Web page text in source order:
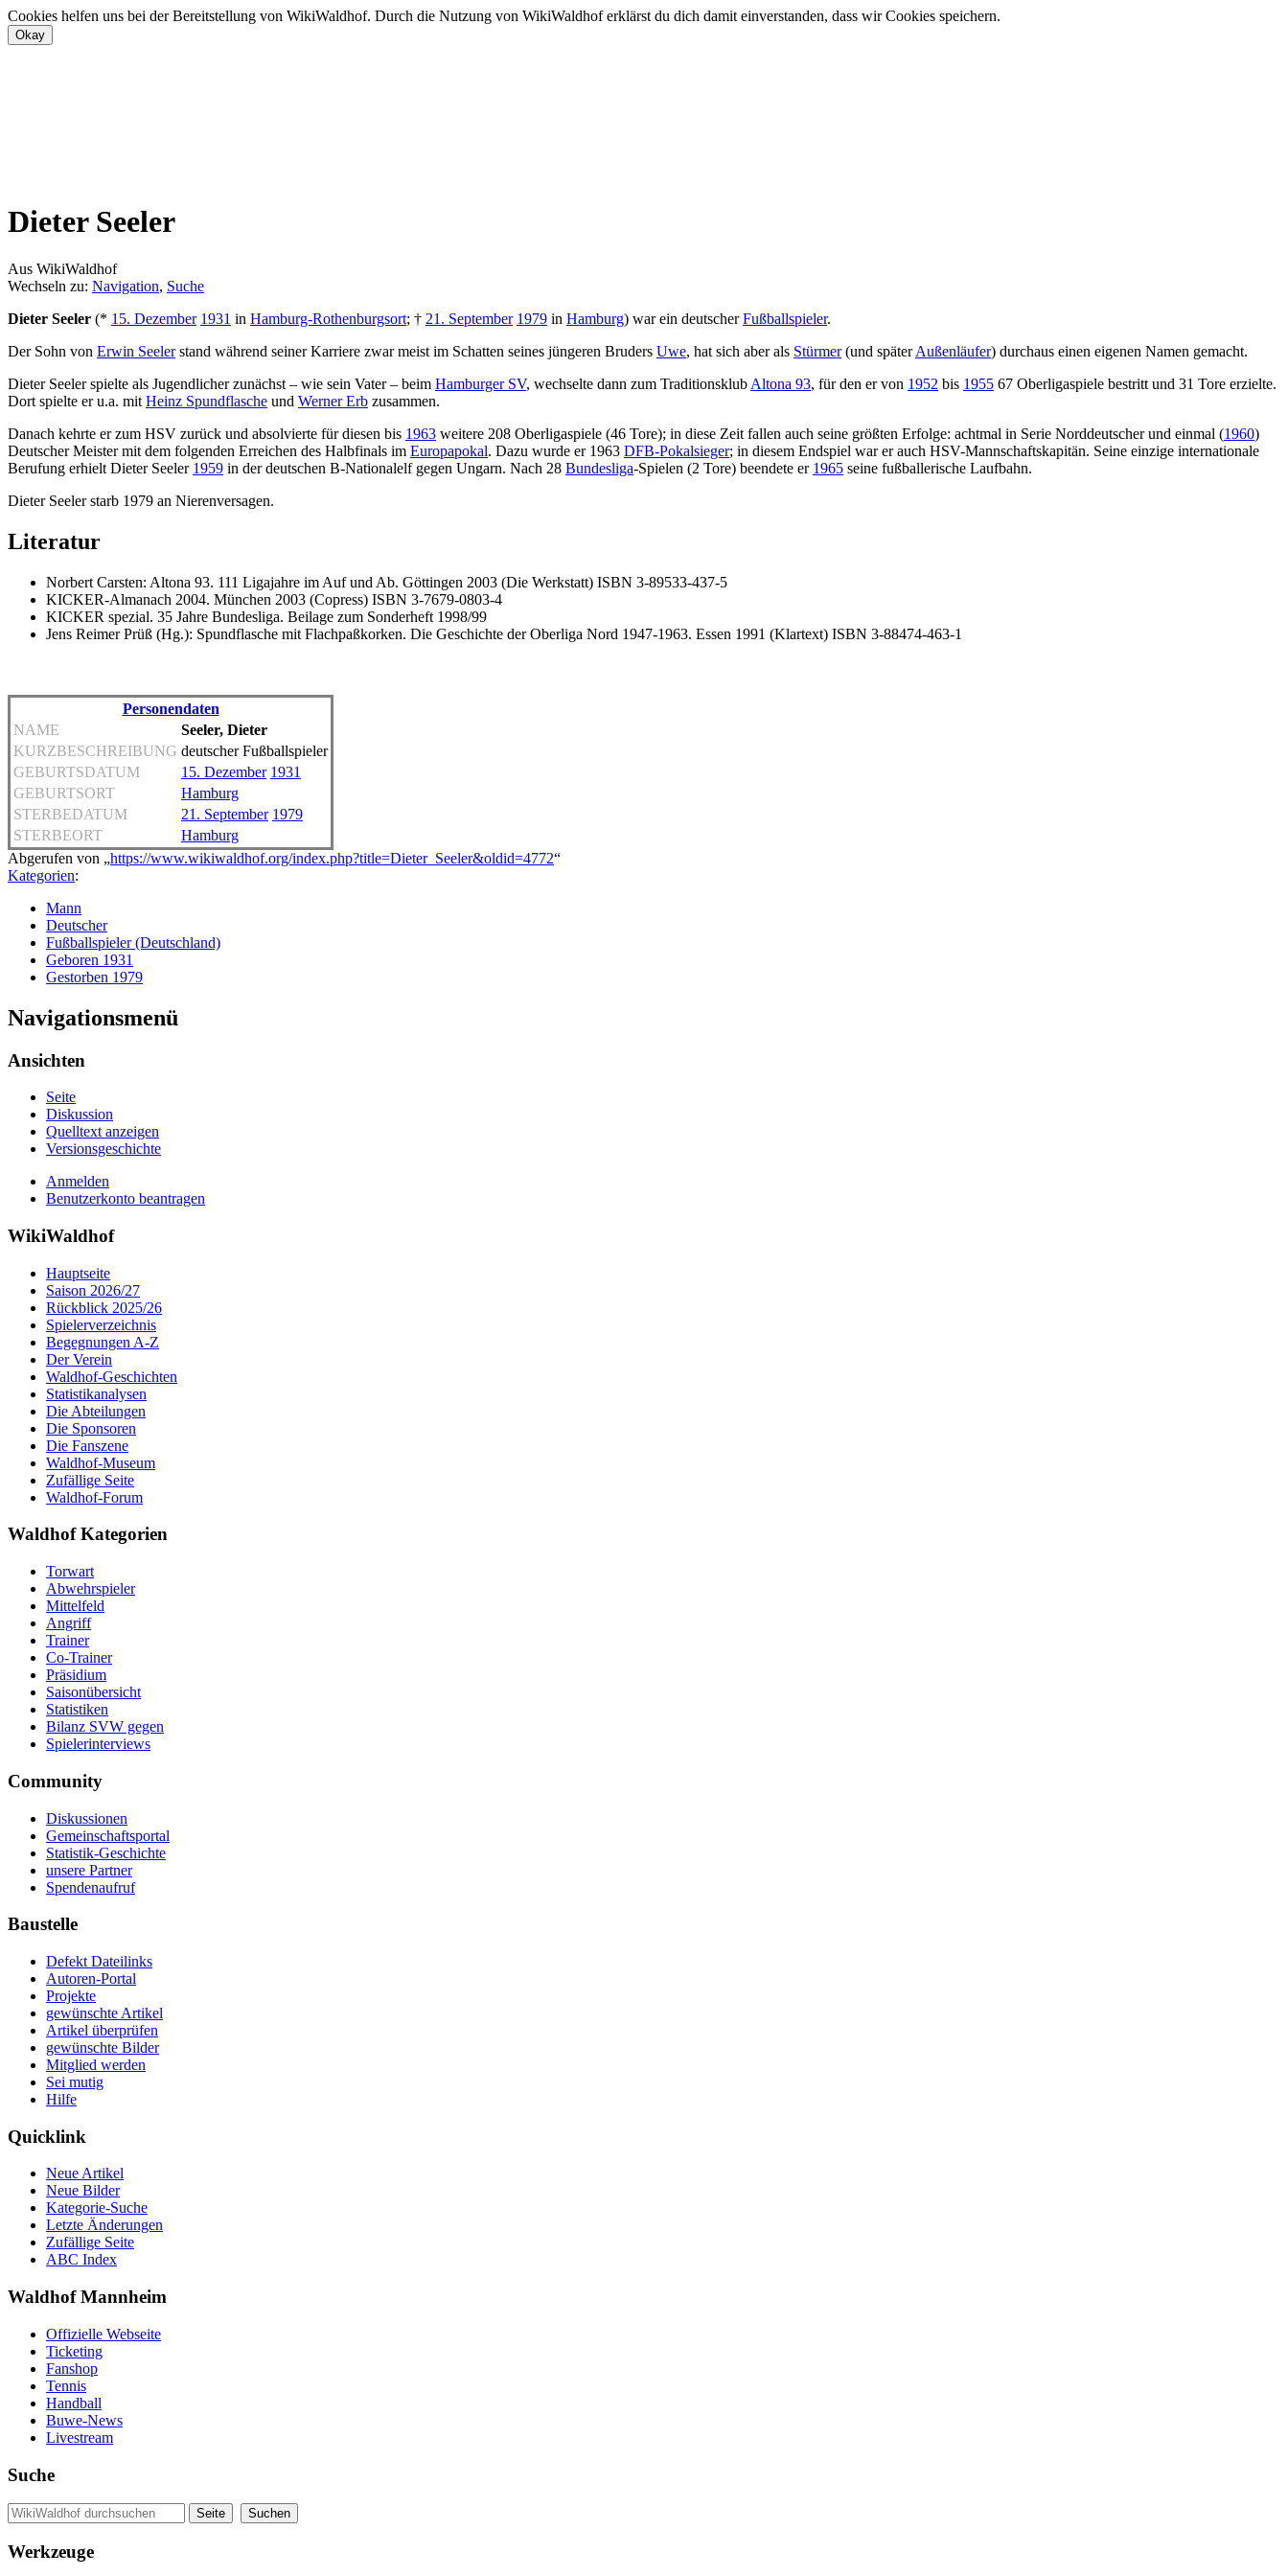
Cookies helfen uns bei der Bereitstellung von WikiWaldhof. Durch die Nutzung von WikiWaldhof erklärst du dich damit einverstanden, dass wir Cookies speichern.
Dieter Seeler
Aus WikiWaldhof
Wechseln zu: Navigation, Suche
Dieter Seeler (* 15. Dezember 1931 in Hamburg-Rothenburgsort; † 21. September 1979 in Hamburg) war ein deutscherFußballspieler.
Der Sohn von Erwin Seelerstand während seiner Karriere zwar meist im Schatten seines jüngeren Bruders Uwe, hat sich aber als Stürmer(und späterAußenläufer) durchaus einen eigenen Namen gemacht.
Dieter Seeler spielte als Jugendlicher zunächst – wie sein Vater – beim Hamburger SV, wechselte dann zum Traditionsklub Altona 93, für den er von 1952 bis 1955 67 Oberligaspiele bestritt und 31 Tore erzielte.
Dort spielte er u.a. mit Heinz Spundflasche und Werner Erb zusammen.
Danach kehrte er zum HSV zurück und absolvierte für diesen bis 1963 weitere 208 Oberligaspiele (46 Tore); in diese Zeit fallen auch seine größten Erfolge: achtmal in Serie Norddeutscher und einmal (1960)
Deutscher Meister mit dem folgenden Erreichen des Halbfinals im Europapokal. Dazu wurde er 1963 DFB-Pokalsieger; in diesem Endspiel war er auch HSV-Mannschaftskapitän. Seine einzige internationale
Berufung erhielt Dieter Seeler 1959 in der deutschen B-Nationalelf gegen Ungarn. Nach 28 Bundesliga-Spielen (2 Tore) beendete er 1965 seine fußballerische Laufbahn.
Dieter Seeler starb 1979 an Nierenversagen.
Literatur
Norbert Carsten: Altona 93. 111 Ligajahre im Auf und Ab. Göttingen 2003 (Die Werkstatt) ISBN 3-89533-437-5
KICKER-Almanach 2004. München 2003 (Copress) ISBN 3-7679-0803-4
KICKER spezial. 35 Jahre Bundesliga. Beilage zum Sonderheft 1998/99
Jens Reimer Prüß (Hg.): Spundflasche mit Flachpaßkorken. Die Geschichte der Oberliga Nord 1947-1963. Essen 1991 (Klartext) ISBN 3-88474-463-1
Personendaten
NAME
Seeler, Dieter
KURZBESCHREIBUNG deutscher Fußballspieler
GEBURTSDATUM
15. Dezember 1931
GEBURTSORT
Hamburg
STERBEDATUM
21. September 1979
STERBEORT
Hamburg
Abgerufen von „https://www.wikiwaldhof.org/index.php?title=Dieter_Seeler&oldid=4772“
Kategorien:
Mann
Deutscher
Fußballspieler (Deutschland)
Geboren 1931
Gestorben 1979
Navigationsmenü
Ansichten
Seite
Diskussion
Quelltext anzeigen
Versionsgeschichte
Anmelden
Benutzerkonto beantragen
WikiWaldhof
Hauptseite
Saison 2026/27
Rückblick 2025/26
Spielerverzeichnis
Begegnungen A-Z
Der Verein
Waldhof-Geschichten
Statistikanalysen
Die Abteilungen
Die Sponsoren
Die Fanszene
Waldhof-Museum
Zufällige Seite
Waldhof-Forum
Waldhof Kategorien
Torwart
Abwehrspieler
Mittelfeld
Angriff
Trainer
Co-Trainer
Präsidium
Saisonübersicht
Statistiken
Bilanz SVW gegen
Spielerinterviews
Community
Diskussionen
Gemeinschaftsportal
Statistik-Geschichte
unsere Partner
Spendenaufruf
Baustelle
Defekt Dateilinks
Autoren-Portal
Projekte
gewünschte Artikel
Artikel überprüfen
gewünschte Bilder
Mitglied werden
Sei mutig
Hilfe
Quicklink
Neue Artikel
Neue Bilder
Kategorie-Suche
Letzte Änderungen
Zufällige Seite
ABC Index
Waldhof Mannheim
Offizielle Webseite
Ticketing
Fanshop
Tennis
Handball
Buwe-News
Livestream
Suche
Werkzeuge